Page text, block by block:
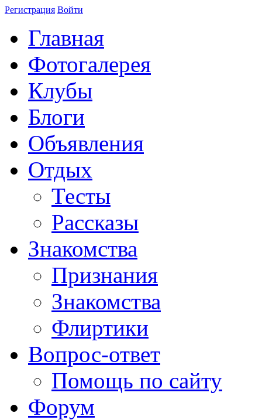
Регистрация Войти
Главная
Фотогалерея
Клубы
Блоги
Объявления
Отдых
Тесты
Рассказы
Знакомства
Признания
Знакомства
Флиртики
Вопрос-ответ
Помощь по сайту
Форум